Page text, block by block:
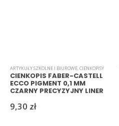
ARTYKUŁY SZKOLNE I BIUROWE,CIENKOPISY
CIENKOPIS FABER-CASTELL
ECCO PIGMENT 0,1 MM
CZARNY PRECYZYJNY LINER
9,30 zł